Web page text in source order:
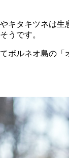
タキツネは
うです。
ルネオ島の